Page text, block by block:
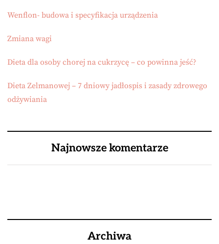
Wenflon- budowa i specyfikacja urządzenia
Zmiana wagi
Dieta dla osoby chorej na cukrzycę – co powinna jeść?
Dieta Zelmanowej – 7 dniowy jadłospis i zasady zdrowego
odżywiania
Najnowsze komentarze
Archiwa